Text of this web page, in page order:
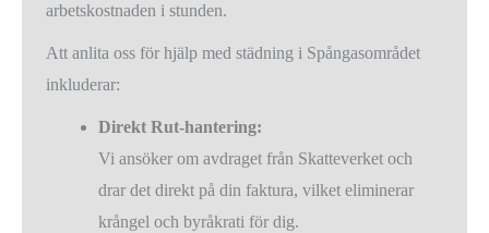
arbetskostnaden i stunden.
Att anlita oss för hjälp med städning i Spångasområdet
inkluderar:
Direkt Rut-hantering:
Vi ansöker om avdraget från Skatteverket och
drar det direkt på din faktura, vilket eliminerar
krångel och byråkrati för dig.